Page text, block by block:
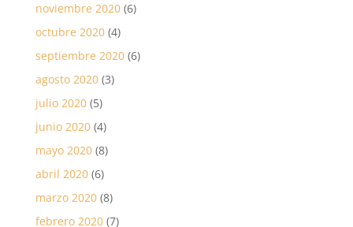
noviembre 2020(6)
octubre 2020(4)
septiembre 2020(6)
agosto 2020(3)
julio 2020(5)
junio 2020(4)
mayo 2020(8)
abril 2020(6)
marzo 2020(8)
febrero 2020(7)